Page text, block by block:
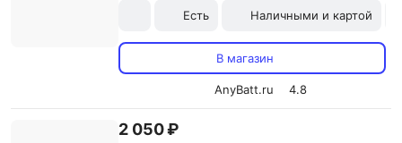
Есть
Наличными и картой
В магазин
AnyBatt.ru 4.8
2 050 ₽